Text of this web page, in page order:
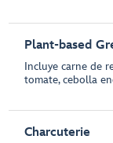
Plant-based
Incluye carne de
tomate, cebolla
Charcuterie